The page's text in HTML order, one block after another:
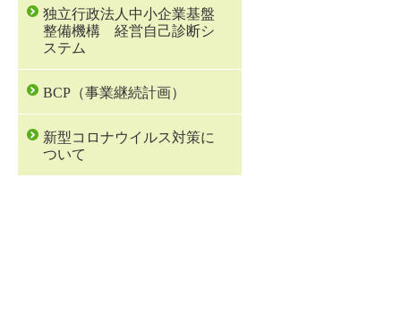
独立行政法人中小企業基盤
整備機構 経営自己診断シ
ステム
BCP（事業継続計画）
新型コロナウイルス対策に
ついて